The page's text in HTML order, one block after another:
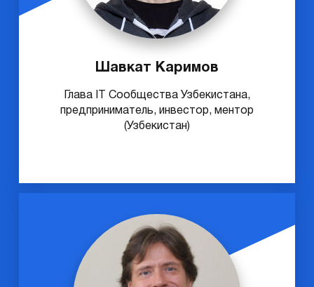
Шавкат Каримов
Глава IT Сообщества Узбекистана,
предприниматель, инвестор, ментор
(Узбекистан)